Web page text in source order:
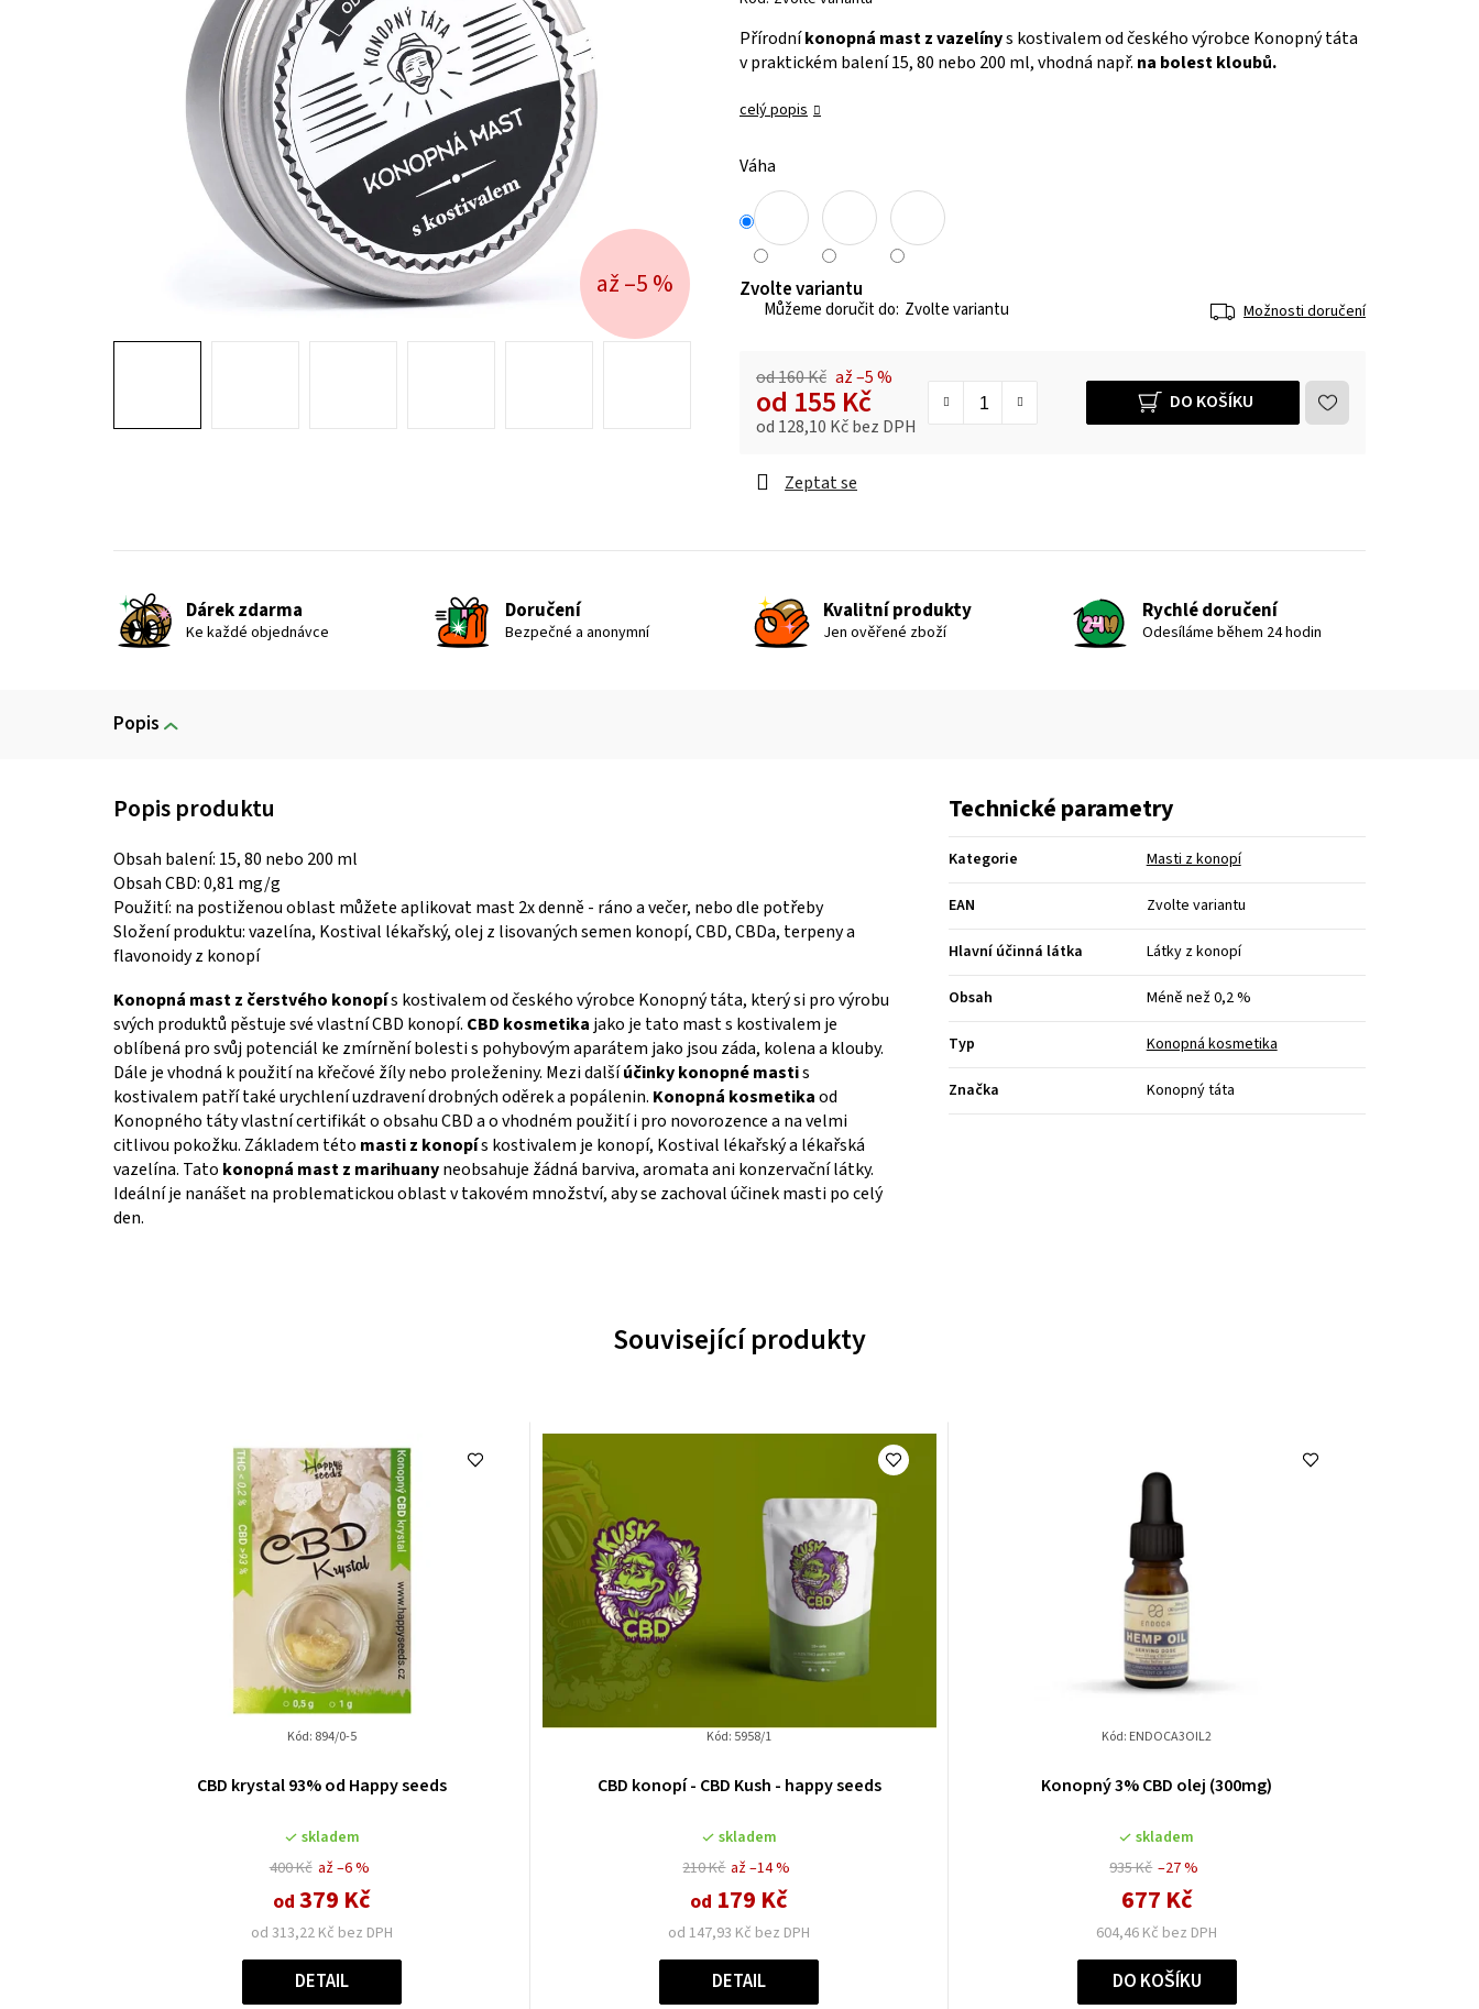
0,0
z 5
Přírodníkonopná mast z vazelínys kostivalem od českého výrobce Konopný táta
v praktickém balení 15, 80 nebo 200 ml, vhodná např. na bolest kloubů.
celý popis
Váha
Zvolte variantu
Zvolte variantu Možnosti doručení
od 160 Kč až –5 %
od 155 Kč
od 128,10 Kčbez DPH
DO KOŠÍKU
Zeptat se
až –5 %
Dárek zdarma
Ke každé objednávce
Doručení
Bezpečné a anonymní
Kvalitní produkty
Jen ověřené zboží
Rychlé doručení
Odesíláme během 24 hodin
Popis
Obsah balení: 15, 80 nebo 200 ml
Obsah CBD: 0,81 mg/g
Použití: na postiženou oblast můžete aplikovat mast 2x denně - ráno a večer, nebo dle potřeby
Složení produktu: vazelína, Kostival lékařský, olej z lisovaných semen konopí, CBD, CBDa, terpeny a
flavonoidy z konopí
Konopná mast z čerstvého konopís kostivalem od českého výrobce Konopný táta, který si pro výrobu
svých produktů pěstuje své vlastní CBD konopí. CBD kosmetika jako je tato masts kostivalem je
oblíbená pro svůj potenciál ke zmírnění bolesti s pohybovým aparátem jako jsou záda, kolena a klouby.
Dále je vhodná k použití na křečové žíly nebo proleženiny. Mezi dalšíúčinky konopné mastis
kostivalem patří také urychlení uzdravení drobných oděrek a popálenin. Konopná kosmetikaod
Konopného táty vlastní certifikát o obsahu CBD a o vhodném použití i pro novorozence a na velmi
citlivou pokožku. Základem této masti z konopís kostivalem je konopí, Kostival lékařský a lékařská
vazelína. Tato konopná mast z marihuanyneobsahuje žádná barviva, aromata ani konzervační látky.
Ideální je nanášet na problematickou oblast v takovém množství, aby se zachoval účinek masti po celý
den.
Technické parametry
Kategorie Masti z konopí
EAN Zvolte variantu
Hlavní účinná látka Látky z konopí
Obsah Méně než 0,2 %
Typ Konopná kosmetika
Značka Konopný táta
Související produkty
CBD krystal 93% od Happy seeds
skladem
400 Kč
od 313,22 Kč bez DPH
od 379 Kč
až –6 %
DETAIL
Kód: 894/0-5
CBD konopí - CBD Kush - happy seeds
skladem
210 Kč
od 147,93 Kč bez DPH
od 179 Kč
až –14 %
DETAIL
Kód: 5958/1
Konopný 3% CBD olej (300mg)
skladem
935 Kč
604,46 Kč bez DPH
677 Kč
–27 %
DO KOŠÍKU
Kód: ENDOCA3OIL2